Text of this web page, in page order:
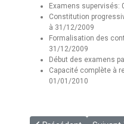
Examens
Constitution
à 31/12/2009
Formalisation des
31/12/2009
Début des examens
Capacité complète à
01/01/2010